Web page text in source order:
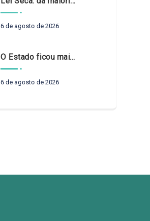
6 de agosto de 2026
O Estado ficou mais complexo. O controle precisa acompanhar
6 de agosto de 2026